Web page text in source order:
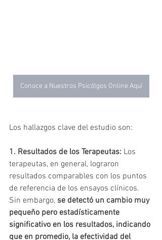
Conoce a Nuestros Psicólgos Online Aquí
Los hallazgos clave del estudio son:
1. Resultados de los Terapeutas: Los
terapeutas, en general, lograron
resultados comparables con los puntos
de referencia de los ensayos clínicos.
Sin embargo, se detectó un cambio muy
pequeño pero estadísticamente
significativo en los resultados, indicando
que en promedio, la efectividad del